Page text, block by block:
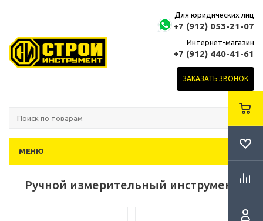
Для юридических лиц
+7 (912) 053-21-07
Интернет-магазин
+7 (912) 440-41-61
ЗАКАЗАТЬ ЗВОНОК
МЕНЮ
Ручной измерительный инструмент